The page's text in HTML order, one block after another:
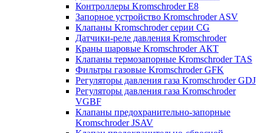
Контроллеры Kromschroder E8
Запорное устройство Kromschroder ASV
Клапаны Kromschroder серии CG
Датчики-реле давления Kromschroder
Краны шаровые Kromschroder АКТ
Клапаны термозапорные Kromschroder TAS
Фильтры газовые Kromschroder GFK
Регуляторы давления газа Kromschroder GDJ
Регуляторы давления газа Kromschroder
VGBF
Клапаны предохранительно-запорные
Kromschroder JSAV